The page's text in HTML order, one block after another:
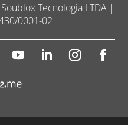
Tecnologia LTDA |
0001-02